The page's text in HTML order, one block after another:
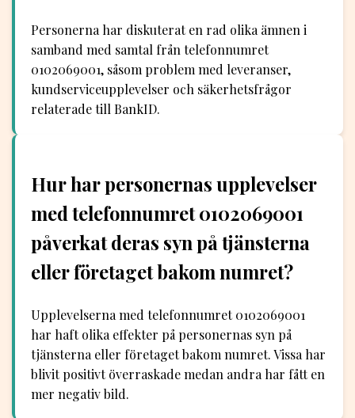
Personerna har diskuterat en rad olika ämnen i
samband med samtal från telefonnumret
0102069001, såsom problem med leveranser,
kundserviceupplevelser och säkerhetsfrågor
relaterade till BankID.
Hur har personernas upplevelser
med telefonnumret 0102069001
påverkat deras syn på tjänsterna
eller företaget bakom numret?
Upplevelserna med telefonnumret 0102069001
har haft olika effekter på personernas syn på
tjänsterna eller företaget bakom numret. Vissa har
blivit positivt överraskade medan andra har fått en
mer negativ bild.